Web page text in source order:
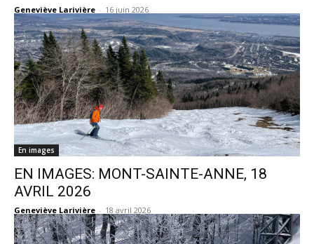
Geneviève Larivière - 16 juin 2026
En images
EN IMAGES: MONT-SAINTE-ANNE, 18
AVRIL 2026
Geneviève Larivière - 18 avril 2026